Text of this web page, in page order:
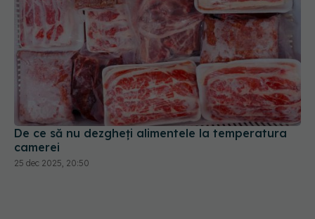
De ce să nu dezgheți alimentele la temperatura
camerei
25 dec 2025, 20:50